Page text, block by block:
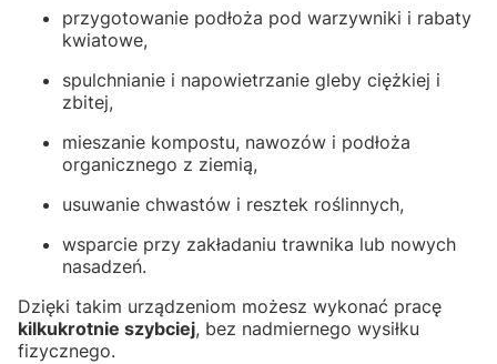
przygotowanie podłoża pod warzywniki i rabaty
kwiatowe,
spulchnianie i napowietrzanie gleby ciężkiej i
zbitej,
mieszanie kompostu, nawozów i podłoża
organicznego z ziemią,
usuwanie chwastów i resztek roślinnych,
wsparcie przy zakładaniu trawnika lub nowych
nasadzeń.
Dzięki takim urządzeniom możesz wykonać pracę
kilkukrotnie szybciej, bez nadmiernego wysiłku
fizycznego.